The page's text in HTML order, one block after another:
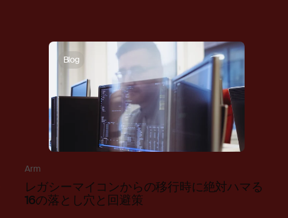
Blog
Arm
レガシーマイコンからの移行時に絶対ハマる
16の落とし穴と回避策